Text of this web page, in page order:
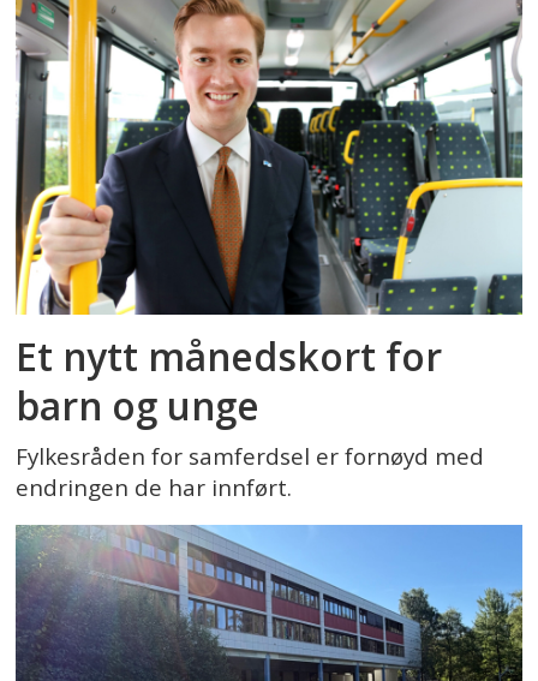
Et nytt månedskort for
barn og unge
Fylkesråden for samferdsel er fornøyd med
endringen de har innført.